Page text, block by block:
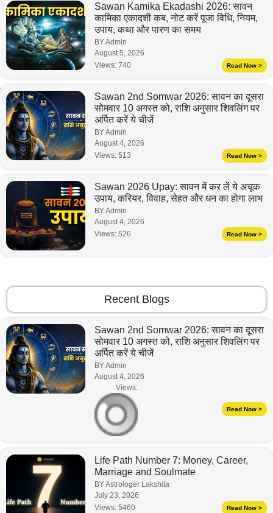
Sawan Kamika Ekadashi 2026: सावन
कामिका एकादशी कब, नोट करें पूजा विधि, नियम,
उपाय, कथा और पारण का समय
BY Admin
August 5, 2026
Views: 740 Read Now >
Sawan 2nd Somwar 2026: सावन का दूसरा
सोमवार 10 अगस्त को, राशि अनुसार शिवलिंग पर
अर्पित करें ये चीजें
BY Admin
August 4, 2026
Views: 513 Read Now >
Sawan 2026 Upay: सावन में कर लें ये अचूक
उपाय, करियर, विवाह, सेहत और धन का होगा लाभ
BY Admin
August 4, 2026
Views: 526 Read Now >
Recent Blogs
Sawan 2nd Somwar 2026: सावन का दूसरा
सोमवार 10 अगस्त को, राशि अनुसार शिवलिंग पर
अर्पित करें ये चीजें
BY Admin
August 4, 2026
Views:
Read Now >
Life Path Number 7: Money, Career,
Marriage and Soulmate
BY Astrologer Lakshita
July 23, 2026
Views: 5460 Read Now >